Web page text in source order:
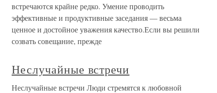
встречаются крайне редко. Умение проводить
эффективные и продуктивные заседания — весьма
ценное и достойное уважения качество.Если вы решили
созвать совещание, прежде
Неслучайные встречи
Неслучайные встречи Люди стремятся к любовной